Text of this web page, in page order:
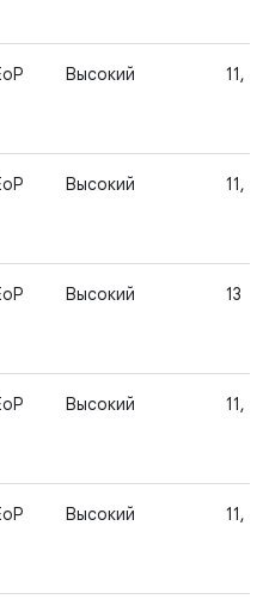
Высокий 11,
Высокий 11,
Высокий 13
Высокий 11,
Высокий 11,